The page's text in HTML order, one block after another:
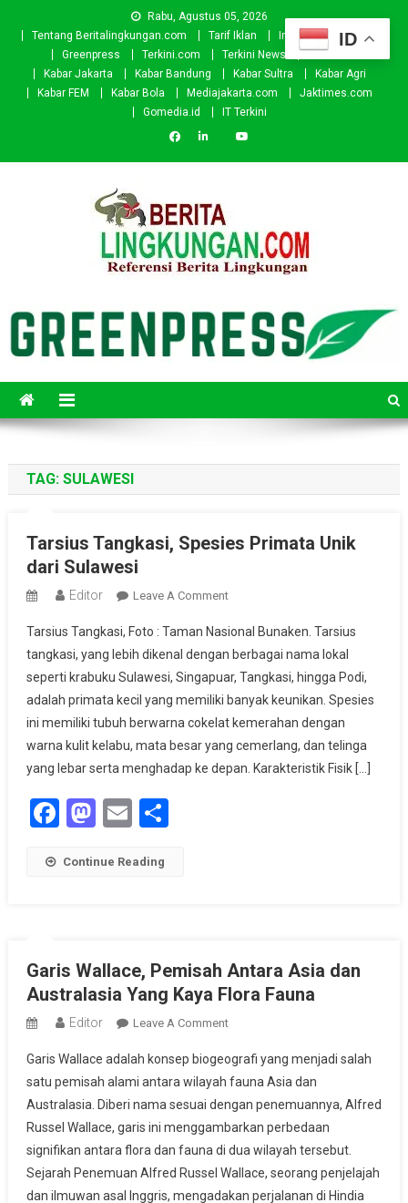
Rabu, Agustus 05, 2026
Tentang Beritalingkungan.com
Tarif Iklan Investor
Donasi
Greenpress
Terkini.com Terkini News
Kabar.id
Kabar Jakarta
Kabar Bandung Kabar Sultra
Kabar Agri
Kabar FEM
Kabar Bola Mediajakarta.com
Jaktimes.com
Gomedia.id
IT Terkini
TAG: SULAWESI
Tarsius Tangkasi, Spesies Primata Unik
dari Sulawesi
Editor Leave A CommentOn
Tangkasi,
Spesies
Primata
Unik
Dari
Sulawesi
Tarsius Tangkasi, Foto : Taman Nasional Bunaken. Tarsius
tangkasi, yang lebih dikenal dengan berbagai nama lokal
seperti krabuku Sulawesi, Singapuar, Tangkasi, hingga Podi,
adalah primata kecil yang memiliki banyak keunikan. Spesies
ini memiliki tubuh berwarna cokelat kemerahan dengan
warna kulit kelabu, mata besar yang cemerlang, dan telinga
yang lebar serta menghadap ke depan. Karakteristik Fisik […]
Facebook
Mastodon
EmailShare
Continue Reading
Garis Wallace, Pemisah Antara Asia dan
Australasia Yang Kaya Flora Fauna
Editor Leave A CommentOn
Wallace,
Pemisah
Antara
Asia
Dan
Australasia
Yang
Garis Wallace adalah konsep biogeografi yang menjadi salah
satu pemisah alami antara wilayah fauna Asia dan
Australasia. Diberi nama sesuai dengan penemuannya, Alfred
Russel Wallace, garis ini menggambarkan perbedaan
signifikan antara flora dan fauna di dua wilayah tersebut.
Sejarah Penemuan Alfred Russel Wallace, seorang penjelajah
dan ilmuwan asal Inggris, mengadakan perjalanan di Hindia
ID